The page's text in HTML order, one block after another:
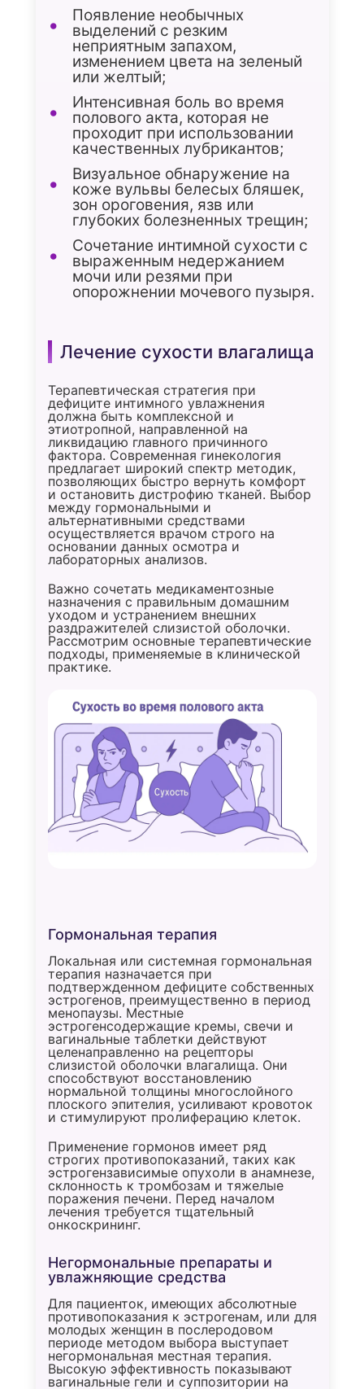
Появление необычных
выделений с резким
неприятным запахом,
изменением цвета на зеленый
или желтый;
Интенсивная боль во время
полового акта, которая не
проходит при использовании
качественных лубрикантов;
Визуальное обнаружение на
коже вульвы белесых бляшек,
зон ороговения, язв или
глубоких болезненных трещин;
Сочетание интимной сухости с
выраженным недержанием
мочи или резями при
опорожнении мочевого пузыря.
Лечение сухости влагалища
Терапевтическая стратегия при
дефиците интимного увлажнения
должна быть комплексной и
этиотропной, направленной на
ликвидацию главного причинного
фактора. Современная гинекология
предлагает широкий спектр методик,
позволяющих быстро вернуть комфорт
и остановить дистрофию тканей. Выбор
между гормональными и
альтернативными средствами
осуществляется врачом строго на
основании данных осмотра и
лабораторных анализов.
Важно сочетать медикаментозные
назначения с правильным домашним
уходом и устранением внешних
раздражителей слизистой оболочки.
Рассмотрим основные терапевтические
подходы, применяемые в клинической
практике.
Гормональная терапия
Локальная или системная гормональная
терапия назначается при
подтвержденном дефиците собственных
эстрогенов, преимущественно в период
менопаузы. Местные
эстрогенсодержащие кремы, свечи и
вагинальные таблетки действуют
целенаправленно на рецепторы
слизистой оболочки влагалища. Они
способствуют восстановлению
нормальной толщины многослойного
плоского эпителия, усиливают кровоток
и стимулируют пролиферацию клеток.
Применение гормонов имеет ряд
строгих противопоказаний, таких как
эстрогензависимые опухоли в анамнезе,
склонность к тромбозам и тяжелые
поражения печени. Перед началом
лечения требуется тщательный
онкоскрининг.
Негормональные препараты и
увлажняющие средства
Для пациенток, имеющих абсолютные
противопоказания к эстрогенам, или для
молодых женщин в послеродовом
периоде методом выбора выступает
негормональная местная терапия.
Высокую эффективность показывают
вагинальные гели и суппозитории на